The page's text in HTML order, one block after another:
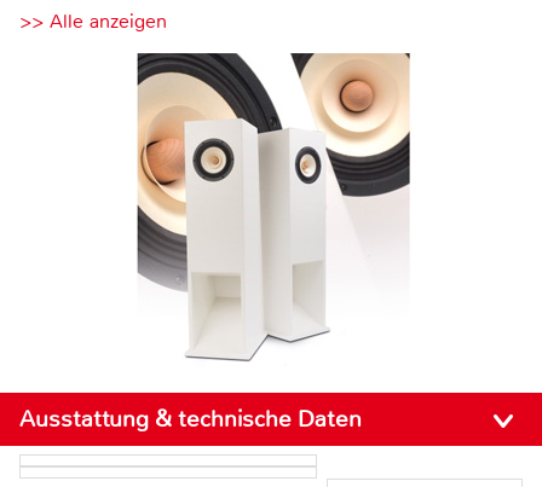
>> Alle anzeigen
Ausstattung & technische Daten